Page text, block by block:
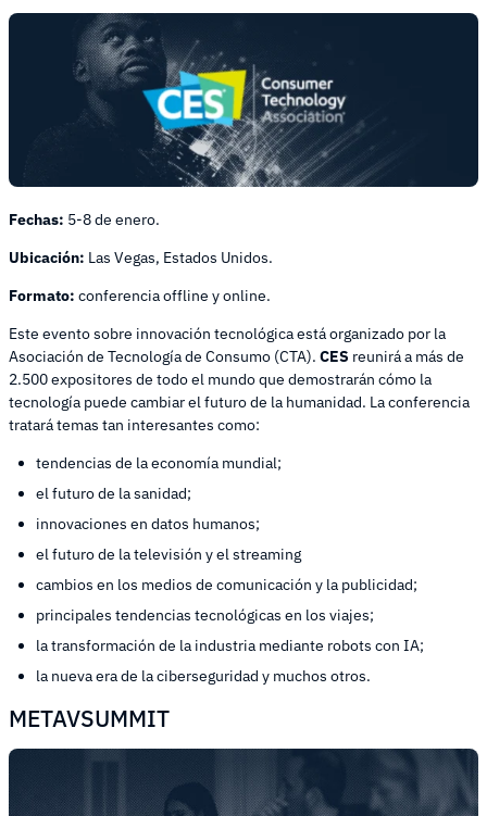
Fechas: 5-8 de enero.
Ubicación: Las Vegas, Estados Unidos.
Formato: conferencia offline y online.
Este evento sobre innovación tecnológica está organizado por la
Asociación de Tecnología de Consumo (CTA). CES reunirá a más de
2.500 expositores de todo el mundo que demostrarán cómo la
tecnología puede cambiar el futuro de la humanidad. La conferencia
tratará temas tan interesantes como:
tendencias de la economía mundial;
el futuro de la sanidad;
innovaciones en datos humanos;
el futuro de la televisión y el streaming
cambios en los medios de comunicación y la publicidad;
principales tendencias tecnológicas en los viajes;
la transformación de la industria mediante robots con IA;
la nueva era de la ciberseguridad y muchos otros.
METAVSUMMIT